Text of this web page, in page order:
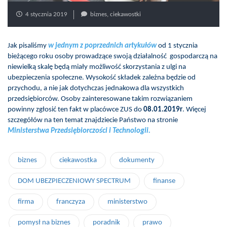
4 stycznia 2019 biznes, ciekawostki
Jak pisaliśmy w jednym z poprzednich artykułówod 1 stycznia
bieżącego roku osoby prowadzące swoją działalność gospodarczą na
niewielką skalę będą miały możliwość skorzystania z ulgi na
ubezpieczenia społeczne. Wysokość składek zależna będzie od
przychodu, a nie jak dotychczas jednakowa dla wszystkich
przedsiębiorców. Osoby zainteresowane takim rozwiązaniem
powinny zgłosić ten fakt w placówce ZUS do 08.01.2019r. Więcej
szczegółów na ten temat znajdziecie Państwo na stronie
Ministerstwa Przedsiębiorczości i Technologii.
biznes ciekawostka dokumenty
DOM UBEZPIECZENIOWY SPECTRUM finanse
firma franczyza ministerstwo
pomysł na biznes poradnik prawo